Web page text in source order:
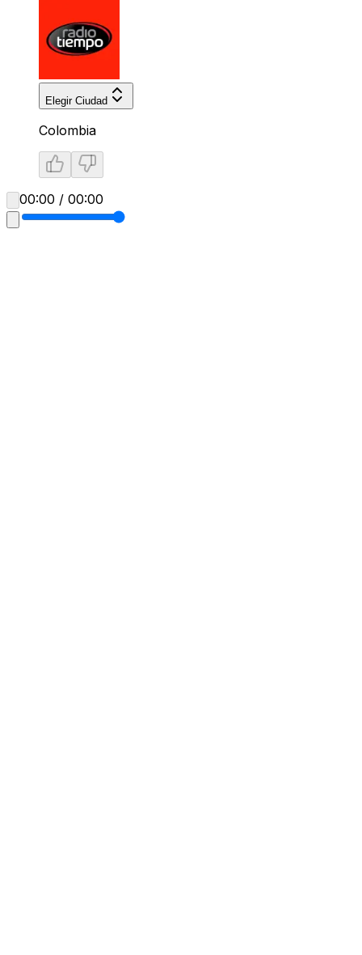
Elegir Ciudad
Colombia
00:00 / 00:00